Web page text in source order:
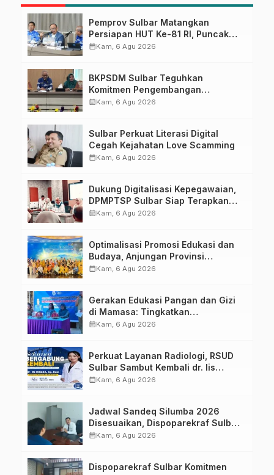
Pemprov Sulbar Matangkan
Persiapan HUT Ke-81 RI, Puncak
Upacara di Lapangan Ahmad
calendar_monthKam, 6 Agu 2026
BKPSDM Sulbar Teguhkan
Komitmen Pengembangan
Kompetensi ASN melalui
calendar_monthKam, 6 Agu 2026
Sulbar Perkuat Literasi Digital
Cegah Kejahatan Love Scamming
calendar_monthKam, 6 Agu 2026
Dukung Digitalisasi Kepegawaian,
DPMPTSP Sulbar Siap Terapkan
Aplikasi FLEKSI ASN
calendar_monthKam, 6 Agu 2026
Optimalisasi Promosi Edukasi dan
Budaya, Anjungan Provinsi
Sulawesi Barat Perkuat Kolaborasi
calendar_monthKam, 6 Agu 2026
Gerakan Edukasi Pangan dan Gizi
di Mamasa: Tingkatkan
Pengetahuan dan Keterampilan
calendar_monthKam, 6 Agu 2026
Perkuat Layanan Radiologi, RSUD
Sulbar Sambut Kembali dr. Iis
Imelda, Sp.Rad
calendar_monthKam, 6 Agu 2026
Jadwal Sandeq Silumba 2026
Disesuaikan, Dispoparekraf Sulbar
Pastikan Persiapan Tetap
calendar_monthKam, 6 Agu 2026
Dispoparekraf Sulbar Komitmen